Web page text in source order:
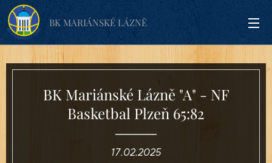
BK MARIÁNSKÉ LÁZNĚ
BK Mariánské Lázně "A" - NF
Basketbal Plzeň 65:82
17.02.2025